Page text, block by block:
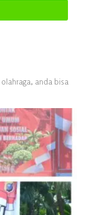
anda bisa